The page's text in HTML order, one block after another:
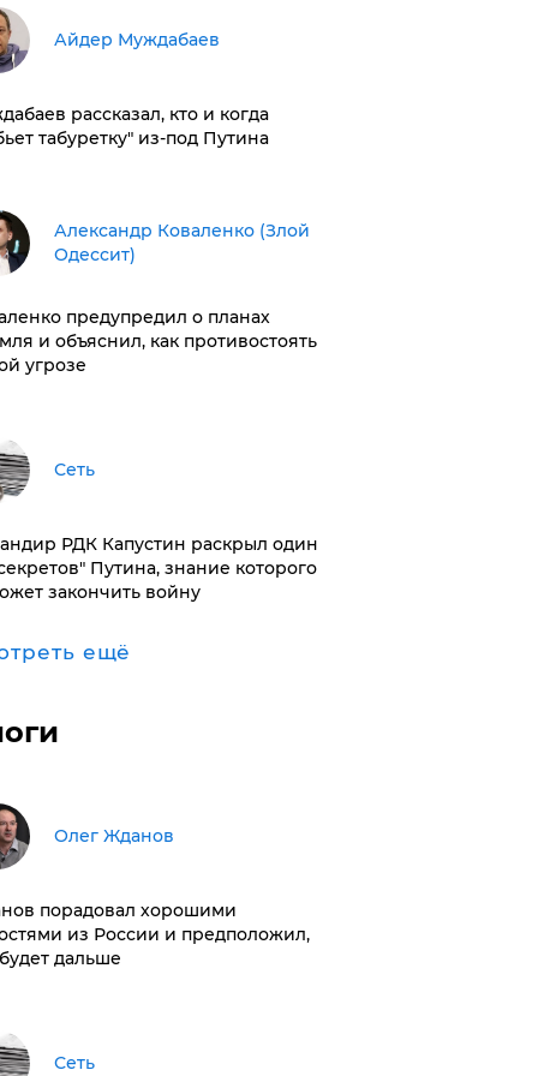
Айдер Муждабаев
рассказал, кто и когда
табуретку" из-под Путина
Александр Коваленко (Злой
Одессит)
предупредил о планах
и объяснил, как противостоять
угрозе
Сеть
РДК Капустин раскрыл один
Путина, знание которого
закончить войну
ещё
Олег Жданов
порадовал хорошими
из России и предположил,
дальше
Сеть